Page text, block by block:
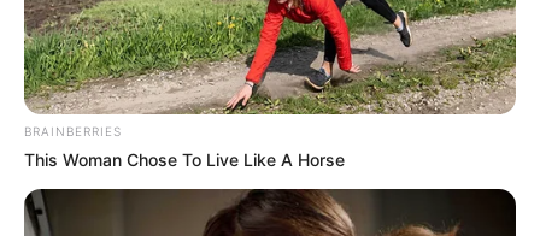
BRAINBERRIES
This Woman Chose To Live Like A Horse